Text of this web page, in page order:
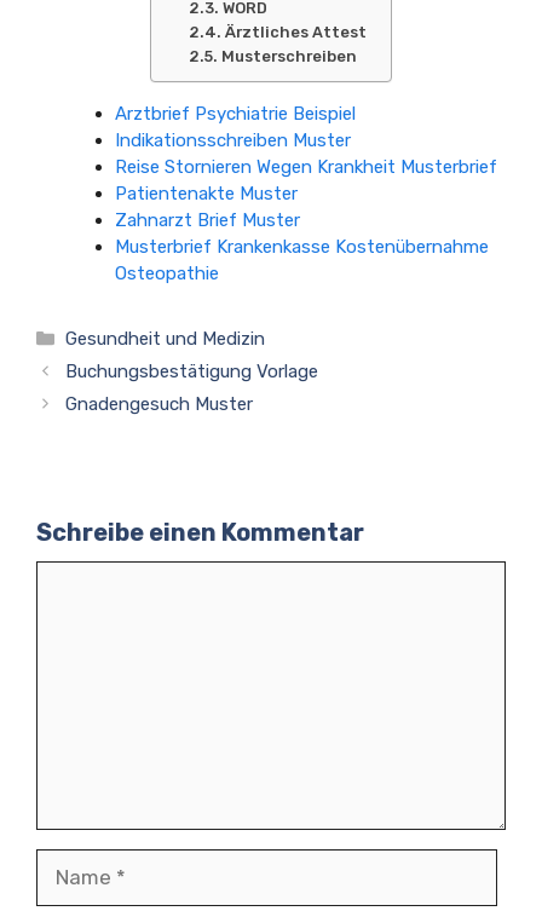
WORD
Ärztliches Attest
Musterschreiben
Arztbrief Psychiatrie Beispiel
Indikationsschreiben Muster
Reise Stornieren Wegen Krankheit Musterbrief
Patientenakte Muster
Zahnarzt Brief Muster
Musterbrief Krankenkasse Kostenübernahme
Osteopathie
Kategorien
Gesundheit und Medizin
Buchungsbestätigung Vorlage
Gnadengesuch Muster
Schreibe einen Kommentar